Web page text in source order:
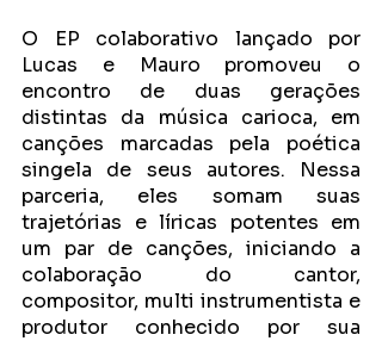
O EP colaborativo lançado por
Lucas e Mauro promoveu o
encontro de duas gerações
distintas da música carioca, em
canções marcadas pela poética
singela de seus autores. Nessa
parceria, eles somam suas
trajetórias e líricas potentes em
um par de canções, iniciando a
colaboração do cantor,
compositor, multi instrumentista e
produtor conhecido por sua